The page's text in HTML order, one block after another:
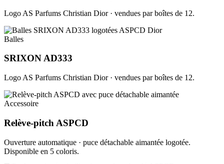
Logo AS Parfums Christian Dior · vendues par boîtes de 12.
Balles
SRIXON AD333
Logo AS Parfums Christian Dior · vendues par boîtes de 12.
Accessoire
Relève-pitch ASPCD
Ouverture automatique · puce détachable aimantée logotée.
Disponible en 5 coloris.